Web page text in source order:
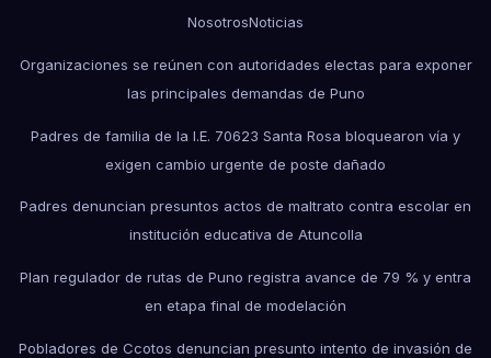
NosotrosNoticias
Organizaciones se reúnen con autoridades electas para exponer
las principales demandas de Puno
Padres de familia de la I.E. 70623 Santa Rosa bloquearon vía y
exigen cambio urgente de poste dañado
Padres denuncian presuntos actos de maltrato contra escolar en
institución educativa de Atuncolla
Plan regulador de rutas de Puno registra avance de 79 % y entra
en etapa final de modelación
Pobladores de Ccotos denuncian presunto intento de invasión de